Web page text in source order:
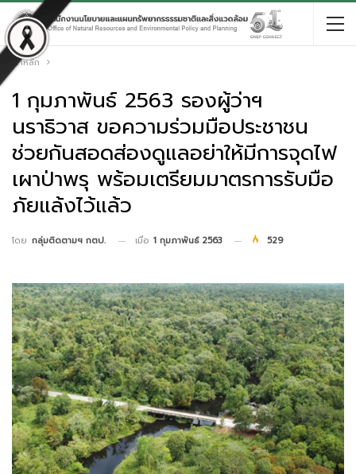
หน้าหลัก
1 กุมภาพันธ์ 2563 รองผู้ว่าฯ
นราธิวาส ขอความร่วมมือประชาชน
ช่วยกันสอดส่องดูแลอย่าให้มีการจุดไฟ
เผาป่าพรุ พร้อมเตรียมมาตรการรับมือ
ภัยแล้งไว้แล้ว
โดย กลุ่มติดตามฯ กตป. เมื่อ 1 กุมภาพันธ์ 2563 529